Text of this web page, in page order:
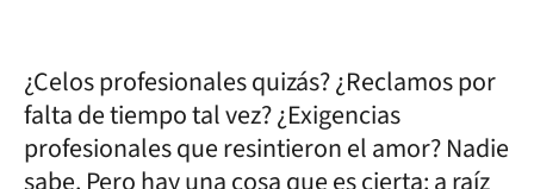
¿Celos profesionales quizás? ¿Reclamos por
falta de tiempo tal vez? ¿Exigencias
profesionales que resintieron el amor? Nadie